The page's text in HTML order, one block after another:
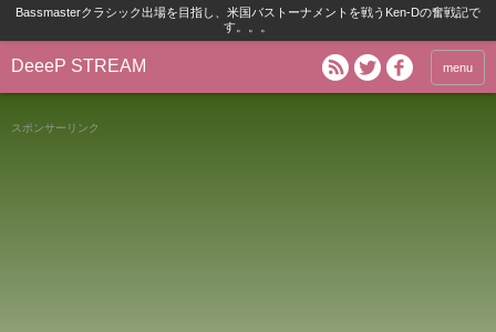
Bassmasterクラシック出場を目指し、米国バストーナメントを戦うKen-Dの奮戦記で
す。。。
DeeeP STREAM menu
スポンサーリンク